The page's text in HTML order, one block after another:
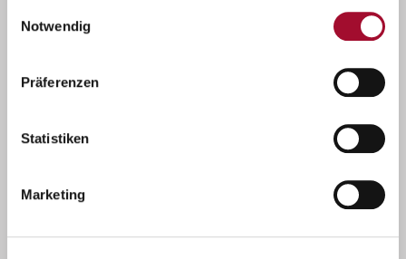
Notwendig
Präferenzen
Statistiken
Marketing